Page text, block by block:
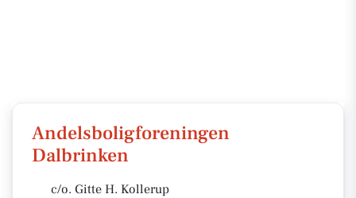
Andelsboligforeningen
Dalbrinken
c/o. Gitte H. Kollerup